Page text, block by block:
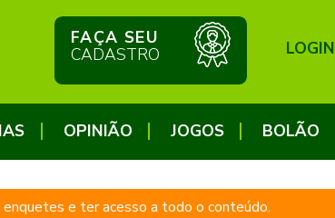
FAÇA SEU
CADASTRO LOGIN
OPINIÃO JOGOS BOLÃO
e ter acesso a todo o conteúdo.